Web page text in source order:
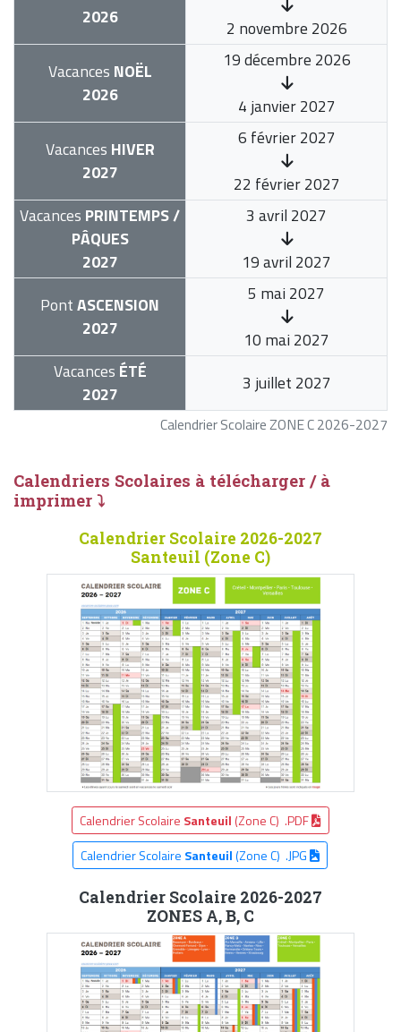
Calendrier Scolaire ZONE C 2026-2027
2026
2 novembre 2026
Vacances NOËL
2026
19 décembre 2026
4 janvier 2027
Vacances HIVER
2027
6 février 2027
22 février 2027
Vacances PRINTEMPS /
PÂQUES
2027
3 avril 2027
19 avril 2027
PontASCENSION
2027
5 mai 2027
10 mai 2027
Vacances ÉTÉ
2027
3 juillet 2027
Calendriers Scolaires à télécharger / à
imprimer ⤵
Calendrier Scolaire 2026-2027
Santeuil (Zone C)
Calendrier Scolaire Santeuil (Zone C) .PDF
Calendrier Scolaire Santeuil(Zone C) .JPG
Calendrier Scolaire 2026-2027
ZONES A, B, C